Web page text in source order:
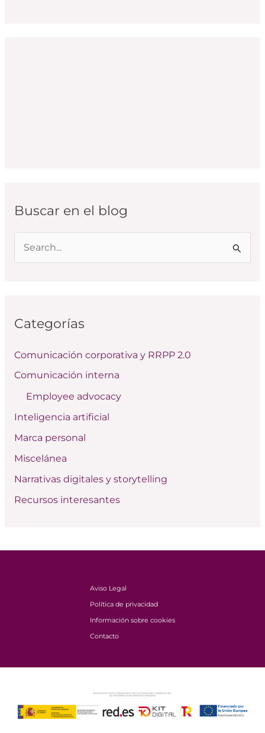
Buscar en el blog
a
p
o
:
Categorías
Comunicación corporativa y RRPP 2.0
Comunicación interna
Employee advocacy
Inteligencia artificial
Marca personal
Miscelánea
Narrativas digitales y storytelling
Recursos interesantes
Aviso Legal
Política de privacidad
Información sobre cookies
Contacto